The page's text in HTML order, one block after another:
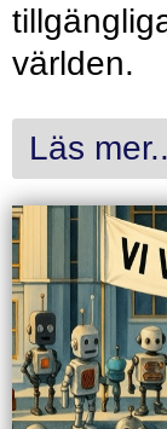
världen.
Läs